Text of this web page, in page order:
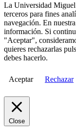
La Universidad
terceros para fines
navegación. En nuestra
información. Si
"Aceptar",
quieres rechazarlas
debes hacerlo.
Aceptar Rechazar
Close